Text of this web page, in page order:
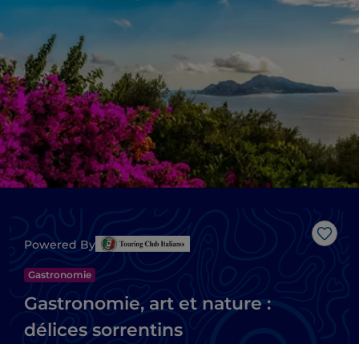
Powered By
Gastronomie
Gastronomie, art et nature :
délices sorrentins